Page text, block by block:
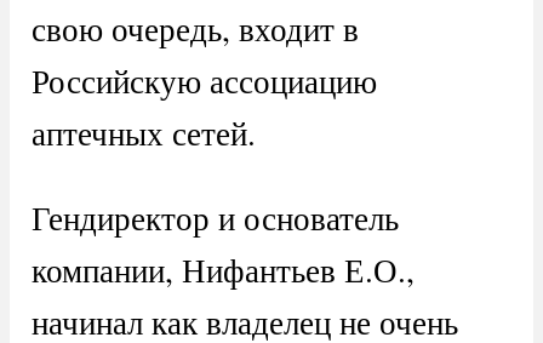
свою очередь, входит в
Российскую ассоциацию
аптечных сетей.
Гендиректор и основатель
компании, Нифантьев Е.О.,
начинал как владелец не очень